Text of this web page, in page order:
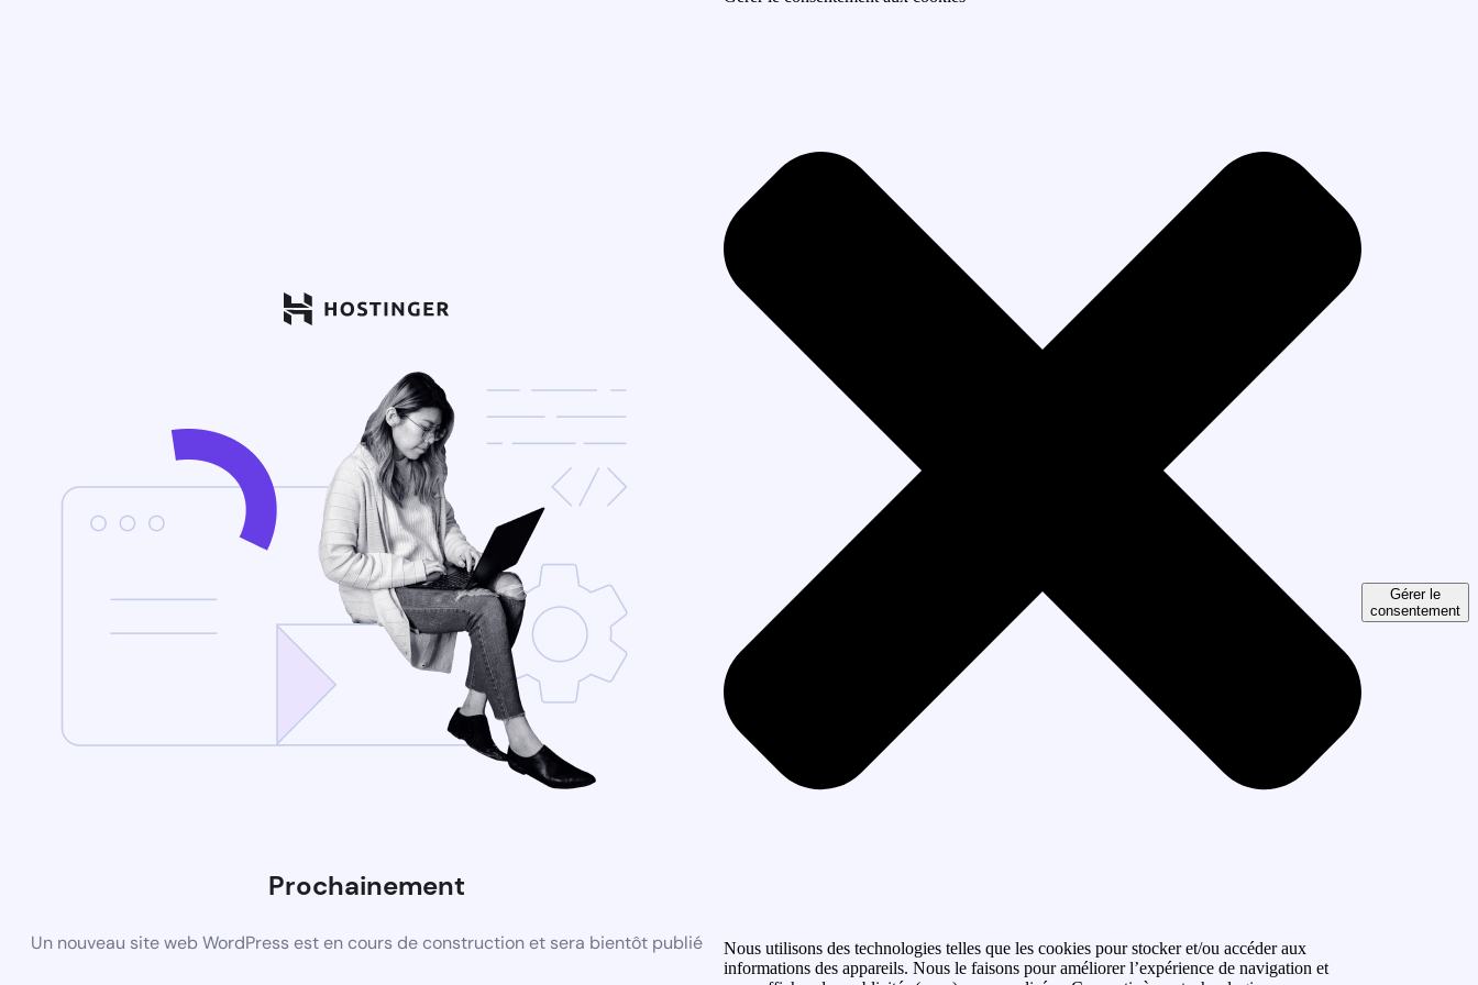
Prochainement
Un nouveau site web WordPress est en cours de construction et sera bientôt publié
Nous utilisons des technologies telles que les cookies pour stocker et/ou accéder aux
informations des appareils. Nous le faisons pour améliorer l’expérience de navigation et
Gérer le
consentement